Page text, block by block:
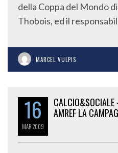
della Coppa del Mondo
Thobois, ed il
MARCEL VULPIS
16
MAR2009
AMREF LA